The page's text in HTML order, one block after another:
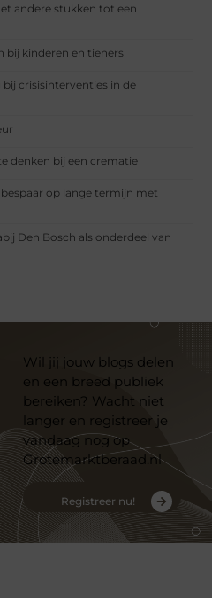
andere stukken tot een
bij kinderen en tieners
crisisinterventies in de
denken bij een crematie
op lange termijn met
Den Bosch als onderdeel van
Wil jij jouw blogs delen
en een breed publiek
bereiken? Wacht niet
langer en registreer je
vandaag nog op
Grotemarktberaad.nl
Registreer nu!